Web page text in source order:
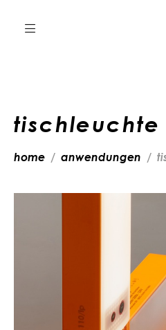
tischleuchte
home anwendungen